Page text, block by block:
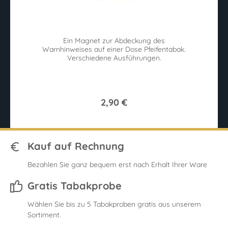
Ein Magnet zur Abdeckung des
Warnhinweises auf einer Dose Pfeifentabak.
Verschiedene Ausführungen.
2,90 €
Kauf auf Rechnung
Bezahlen Sie ganz bequem erst nach Erhalt Ihrer Ware
Gratis Tabakprobe
Wählen Sie bis zu 5 Tabakproben gratis aus unserem
Sortiment.